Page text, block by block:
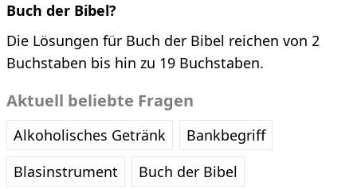
Buch der Bibel?
Die Lösungen für Buch der Bibel reichen von 2
Buchstaben bis hin zu 19 Buchstaben.
Aktuell beliebte Fragen
Alkoholisches Getränk
Bankbegriff
Blasinstrument
Buch der Bibel